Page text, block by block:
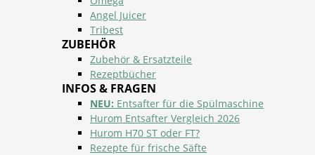
Angel Juicer
Tribest
ZUBEHÖR
Zubehör & Ersatzteile
Rezeptbücher
INFOS & FRAGEN
NEU: Entsafter für die Spülmaschine
Hurom Entsafter Vergleich 2026
Hurom H70 ST oder FT?
Rezepte für frische Säfte